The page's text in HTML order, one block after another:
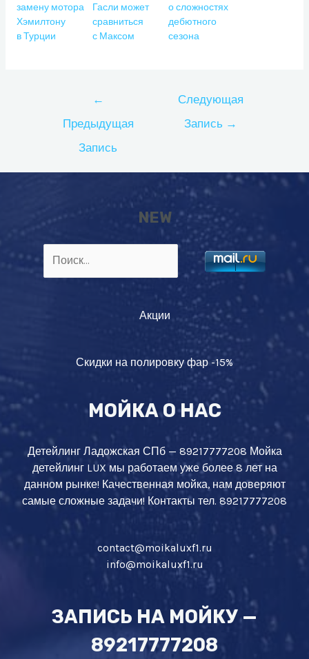
замену мотора
Хэмилтону
в Турции
Гасли может
сравниться
с Максом
о сложностях
дебютного
сезона
записям
←
Предыдущая
Запись
Следующая
Запись →
NEW
Акции
Скидки на полировку фар -15%
МОЙКА О НАС
Детейлинг Ладожская СПб — 89217777208 Мойка
детейлинг LUX мы работаем уже более 8 лет на
данном рынке! Качественная мойка, нам доверяют
самые сложные задачи! Контакты тел. 89217777208
contact@moikaluxf1.ru
info@moikaluxf1.ru
ЗАПИСЬ НА МОЙКУ —
89217777208